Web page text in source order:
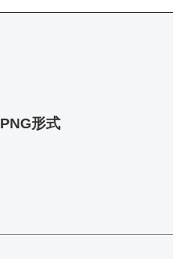
PNG形式